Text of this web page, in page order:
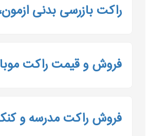
راکت بازرسی بدنی
فروش و قیمت راکت
فروش راکت مدرسه و